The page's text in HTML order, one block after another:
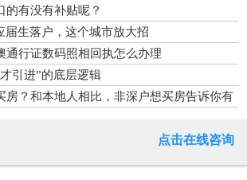
的有没有补贴呢？
届生落户，这个城市放大招
通行证数码照相回执怎么办理
引进”的底层逻辑
房？和本地人相比，非深户想买房告诉你有
点击在线咨询